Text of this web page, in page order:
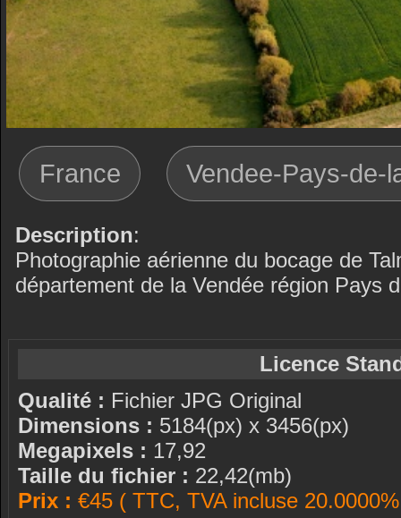
France Vendee-Pays-de-
Description:
Photographie aérienne du bocage de
département de la Vendée région Pays
Licence
Qualité : Fichier JPG Original
Dimensions : 5184(px) x 3456(px)
Megapixels : 17,92
Taille du fichier : 22,42(mb)
Prix : €45 ( TTC, TVA incluse